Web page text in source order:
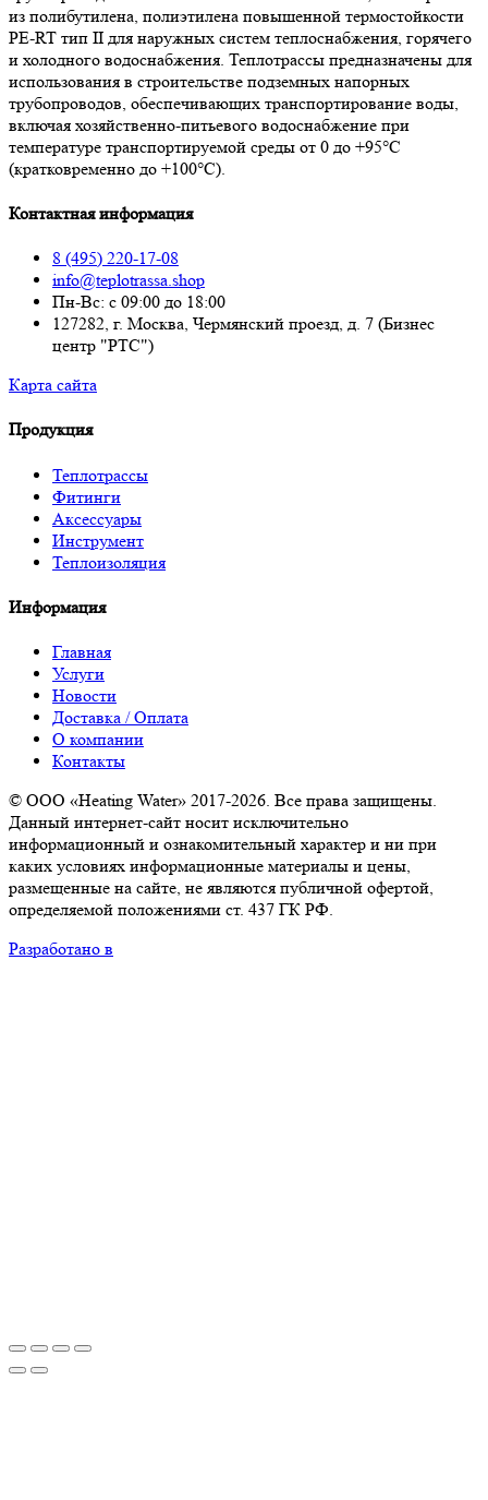
из полибутилена, полиэтилена повышенной термостойкости
PE-RT тип II для наружных систем теплоснабжения, горячего
и холодного водоснабжения. Теплотрассы предназначены для
использования в строительстве подземных напорных
трубопроводов, обеспечивающих транспортирование воды,
включая хозяйственно-питьевого водоснабжение при
температуре транспортируемой среды от 0 до +95°С
(кратковременно до +100°С).
Контактная информация
8 (495) 220-17-08
info@teplotrassa.shop
Пн-Вс: с 09:00 до 18:00
127282, г. Москва, Чермянский проезд, д. 7 (Бизнес
центр "РТС")
Карта сайта
Продукция
Теплотрассы
Фитинги
Аксессуары
Инструмент
Теплоизоляция
Информация
Главная
Услуги
Новости
Доставка / Оплата
О компании
Контакты
© ООО «Heating Water» 2017-2026. Все права защищены.
Данный интернет-сайт носит исключительно
информационный и ознакомительный характер и ни при
каких условиях информационные материалы и цены,
размещенные на сайте, не являются публичной офертой,
определяемой положениями ст. 437 ГК РФ.
Разработано в